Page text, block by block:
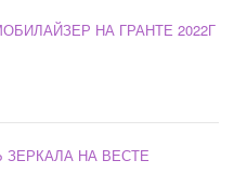
НА ГРАНТЕ 2022Г
ЗЕРКАЛА НА ВЕСТЕ